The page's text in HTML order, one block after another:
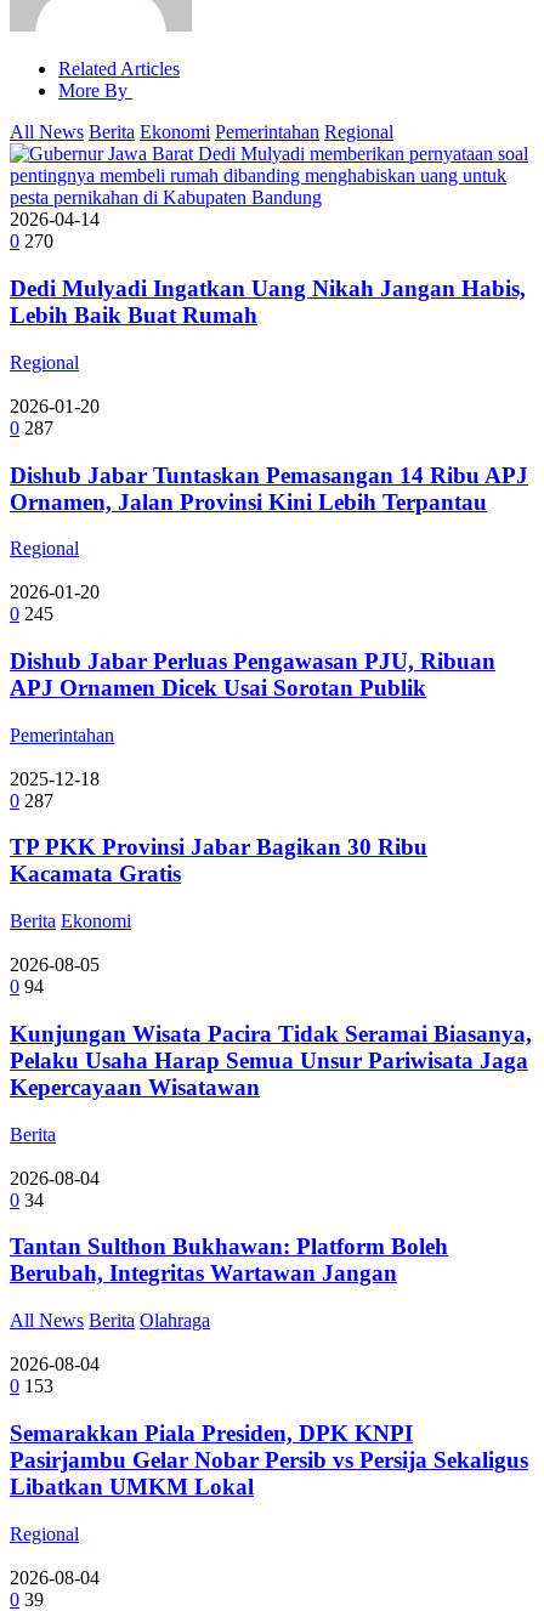
Related Articles
More By
All News Berita Ekonomi Pemerintahan Regional
2026-04-14
0 270
Dedi Mulyadi Ingatkan Uang Nikah Jangan Habis,
Lebih Baik Buat Rumah
Regional
2026-01-20
0 287
Dishub Jabar Tuntaskan Pemasangan 14 Ribu APJ
Ornamen, Jalan Provinsi Kini Lebih Terpantau
Regional
2026-01-20
0 245
Dishub Jabar Perluas Pengawasan PJU, Ribuan
APJ Ornamen Dicek Usai Sorotan Publik
Pemerintahan
2025-12-18
0 287
TP PKK Provinsi Jabar Bagikan 30 Ribu
Kacamata Gratis
Berita Ekonomi
2026-08-05
0 94
Kunjungan Wisata Pacira Tidak Seramai Biasanya,
Pelaku Usaha Harap Semua Unsur Pariwisata Jaga
Kepercayaan Wisatawan
Berita
2026-08-04
0 34
Tantan Sulthon Bukhawan: Platform Boleh
Berubah, Integritas Wartawan Jangan
All News Berita Olahraga
2026-08-04
0 153
Semarakkan Piala Presiden, DPK KNPI
Pasirjambu Gelar Nobar Persib vs Persija Sekaligus
Libatkan UMKM Lokal
Regional
2026-08-04
0 39